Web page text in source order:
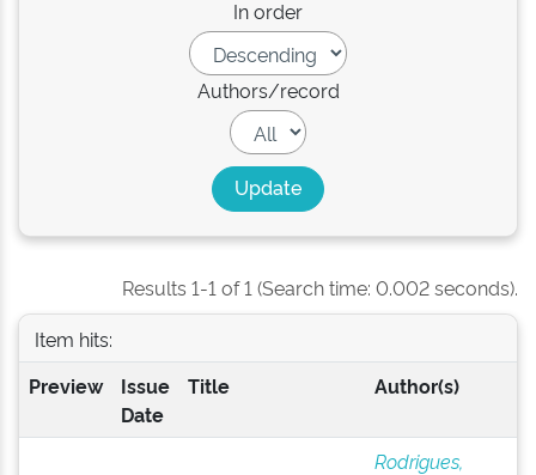
In order
Authors/record
Results 1-1 of 1 (Search time: 0.002 seconds).
Item hits:
Preview
Issue
Date
Title Author(s)
Rodrigues,